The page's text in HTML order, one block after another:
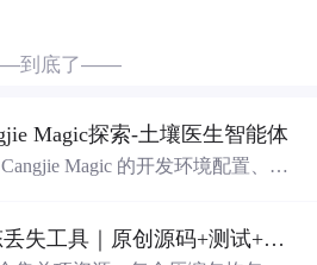
到底了——
Magic探索-土壤医生智能体
Magic 的开发环境配置、智
长上下文工具状态丢失工具｜原创源码+测试+离线报告